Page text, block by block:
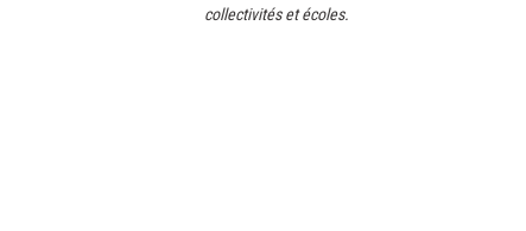
collectivités et écoles.